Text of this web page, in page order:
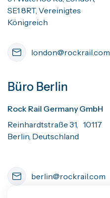
SE1 8RT, Vereinigtes
Königreich
london@rockrail.com
Büro Berlin
Rock Rail Germany GmbH
Reinhardtstraße 31, 10117
Berlin, Deutschland
berlin@rockrail.com